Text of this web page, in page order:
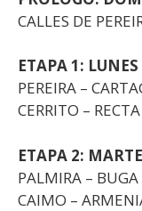
CALLES DE
ETAPA 1:
PEREIRA –
CERRITO –
ETAPA 2:
PALMIRA –
CAIMO –